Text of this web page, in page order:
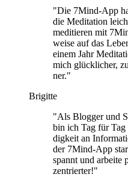
"Die 7Mind-App
die Medi­ta­tion
medi­tie­ren mit
weise auf das
einem Jahr
mich glück­li­cher,
ner."
Brigitte
"Als Blog­ger und
bin ich Tag für
dig­keit an
der 7Mind-App
spannt und
zen­trier­ter!"